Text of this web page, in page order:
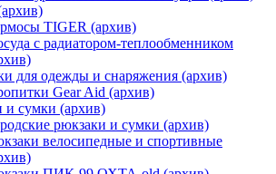
TIGER (архив)
с радиатором-теплообменником
для одежды и снаряжения (архив)
Gear Aid (архив)
и сумки (архив)
рюкзаки и сумки (архив)
велосипедные и спортивные